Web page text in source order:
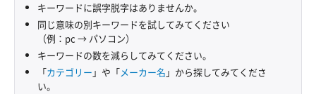
キーワードに誤字脱字はありませんか。
同じ意味の別キーワードを試してみてください
（例：pc → パソコン）
キーワードの数を減らしてみてください。
「カテゴリー 」や「メーカー名 」から探してみてくださ
い。